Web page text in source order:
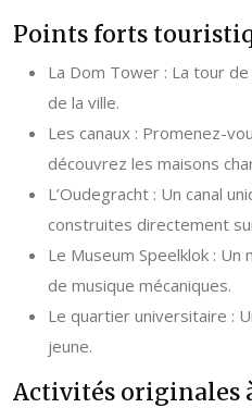
Points forts
La Dom Tower : La tour
de la ville.
Les canaux : Promenez-
découvrez les maisons
L’Oudegracht : Un canal
construites directement
Le Museum Speelklok :
de musique mécaniques.
Le quartier universitaire :
jeune.
Activités originales